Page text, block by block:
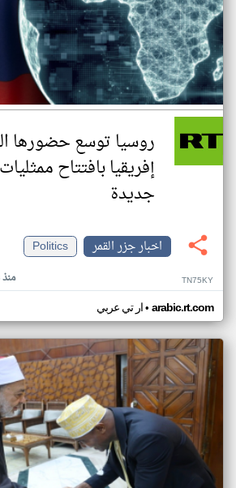
روسيا توسع حضورها
جديدة
اخبار جزر القمر
Politics
TN75KY
ار تي عربي• arabic.rt.com